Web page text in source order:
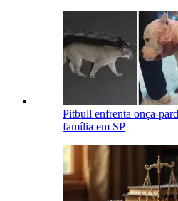
Pitbull enfrenta onça-
família em SP